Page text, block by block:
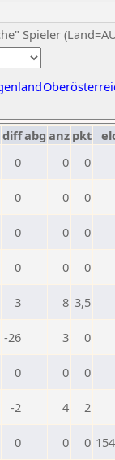
Spieler
diffabg anz pkt
0 0 0
0 0 0
0 0 0
0 0 0
3 8 3,5
-26 3 0
0 0 0
-2 4 2
0 0 0